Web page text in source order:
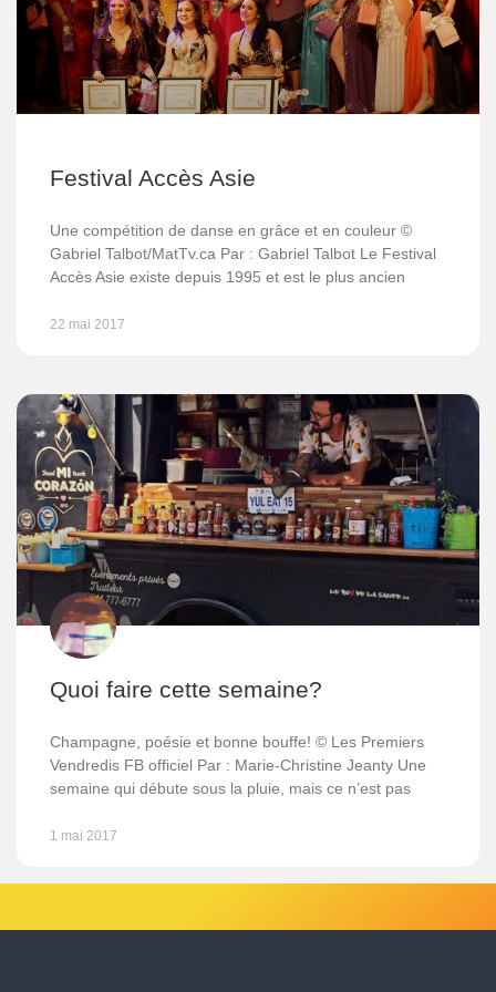
Festival Accès Asie
Une compétition de danse en grâce et en couleur ©
Gabriel Talbot/MatTv.ca Par : Gabriel Talbot Le Festival
Accès Asie existe depuis 1995 et est le plus ancien
22 mai 2017
Quoi faire cette semaine?
Champagne, poésie et bonne bouffe! © Les Premiers
Vendredis FB officiel Par : Marie-Christine Jeanty Une
semaine qui débute sous la pluie, mais ce n’est pas
1 mai 2017